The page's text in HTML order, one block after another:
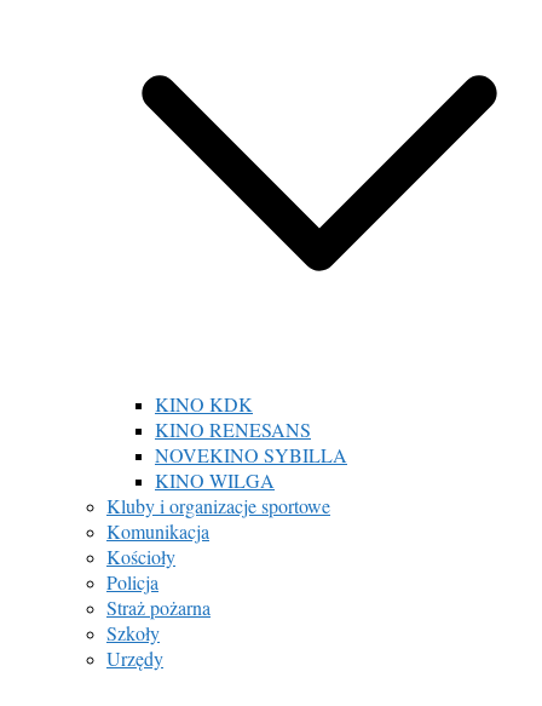
KINO KDK
KINO RENESANS
NOVEKINO SYBILLA
KINO WILGA
Kluby i organizacje sportowe
Komunikacja
Kościoły
Policja
Straż pożarna
Szkoły
Urzędy